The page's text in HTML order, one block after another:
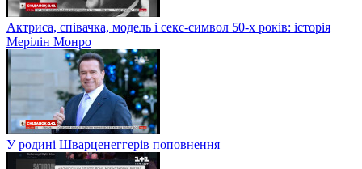
Актриса, співачка, модель і секс-символ 50-х років: історія
Мерілін Монро
У родині Шварценеггерів поповнення